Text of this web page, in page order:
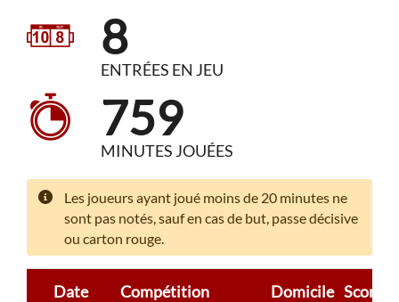
8
ENTRÉES EN JEU
759
MINUTES JOUÉES
Les joueurs ayant joué moins de 20 minutes ne
sont pas notés, sauf en cas de but, passe décisive
ou carton rouge.
Date Compétition Domicile Score